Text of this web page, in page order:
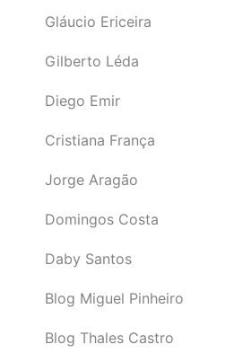
Gláucio Ericeira
Gilberto Léda
Diego Emir
Cristiana França
Jorge Aragão
Domingos Costa
Daby Santos
Blog Miguel Pinheiro
Blog Thales Castro